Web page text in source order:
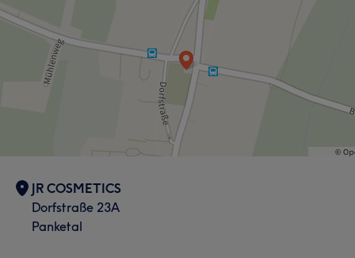
JR COSMETICS
Dorfstraße 23A
Panketal